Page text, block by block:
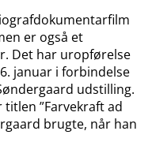
er også et
Det har uropførelse
januar i forbindelse
udstilling.
”Farvekraft ad
brugte, når han